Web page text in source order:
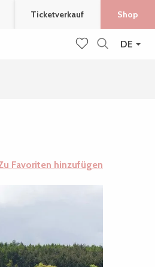
DE
Ticketverkauf Shop
aux favoris
Favoriten hinzufügen